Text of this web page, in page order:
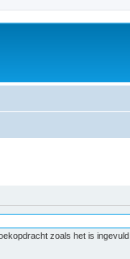
zoals het is ingevuld